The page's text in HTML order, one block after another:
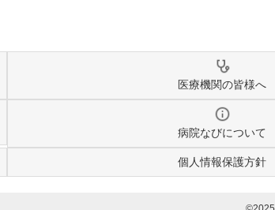
医療機関の皆様へ
病院なびについて
個人情報保護方針